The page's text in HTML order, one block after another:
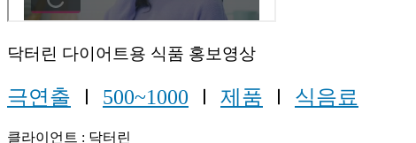
닥터린 다이어트용 식품 홍보영상
극연출 Ⅰ 500~1000 Ⅰ 제품 Ⅰ 식음료
클라이언트 : 닥터린